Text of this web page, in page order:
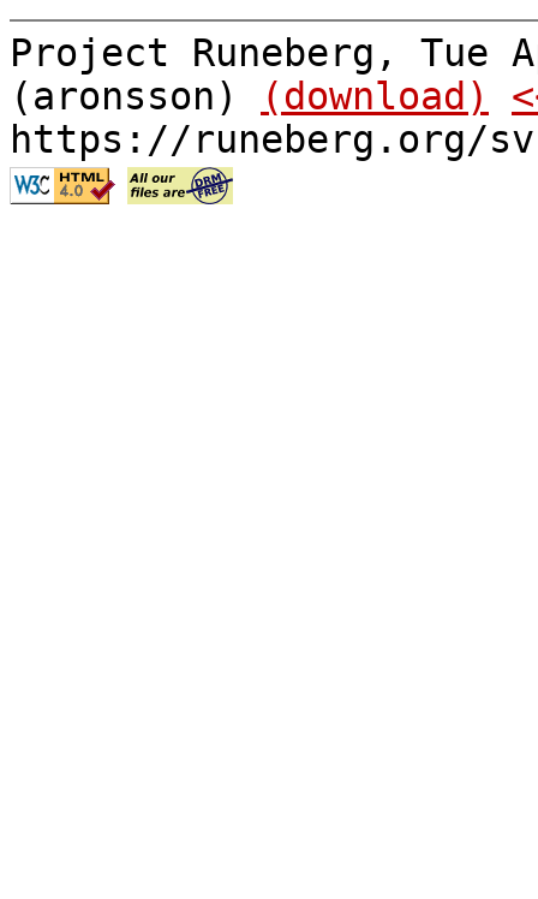
Project Runeberg, Tue
(aronsson)
(download)
https://runeberg.org/